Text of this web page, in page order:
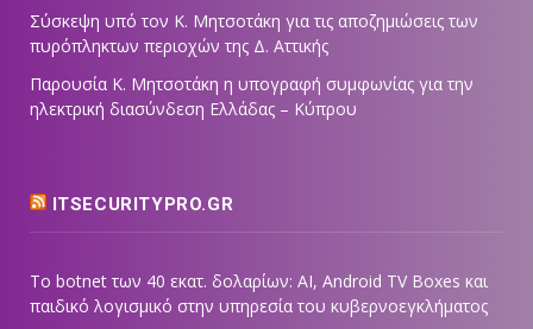
Σύσκεψη υπό τον Κ. Μητσοτάκη για τις αποζημιώσεις των
πυρόπληκτων περιοχών της Δ. Αττικής
Παρουσία Κ. Μητσοτάκη η υπογραφή συμφωνίας για την
ηλεκτρική διασύνδεση Ελλάδας – Κύπρου
ITSECURITYPRO.GR
Το botnet των 40 εκατ. δολαρίων: AI, Android TV Boxes και
παιδικό λογισμικό στην υπηρεσία του κυβερνοεγκλήματος